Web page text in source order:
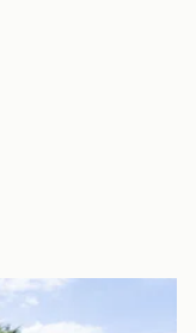
もお散歩ができる！